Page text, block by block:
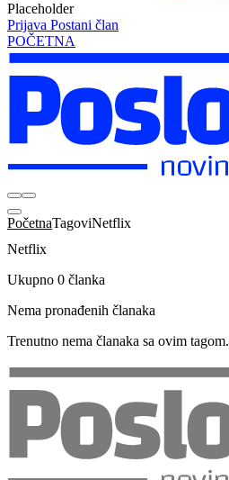
Placeholder
Prijava Postani član
POČETNA
PočetnaTagoviNetflix
Netflix
Ukupno 0 članka
Nema pronađenih članaka
Trenutno nema članaka sa ovim tagom.